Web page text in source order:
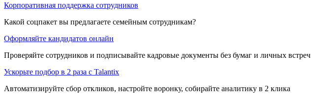
Корпоративная поддержка сотрудников
Какой соцпакет вы предлагаете семейным сотрудникам?
Оформляйте кандидатов онлайн
Проверяйте сотрудников и подписывайте кадровые документы без бумаг и личных встреч
Ускорьте подбор в 2 раза с Talantix
Автоматизируйте сбор откликов, настройте воронку, собирайте аналитику в 2 клика